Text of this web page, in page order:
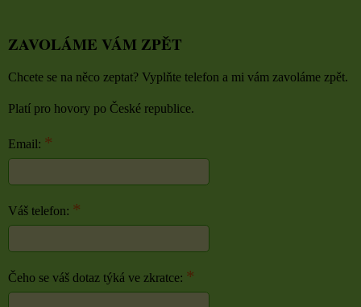
ZAVOLÁME VÁM ZPĚT
Chcete se na něco zeptat? Vyplňte telefon a mi vám zavoláme zpět.
Platí pro hovory po České republice.
Email: *
Váš telefon: *
Čeho se váš dotaz týká ve zkratce: *